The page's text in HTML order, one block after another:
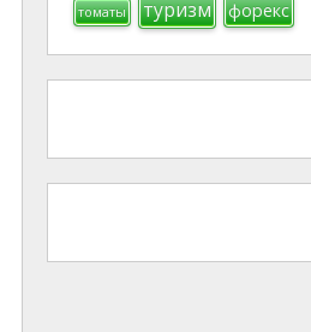
томаты туризм форекс